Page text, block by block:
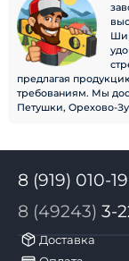
предлагая
требованиям. Мы
Петушки, Орехово-
8 (919) 010-
8 (49243) 3-
Доставка